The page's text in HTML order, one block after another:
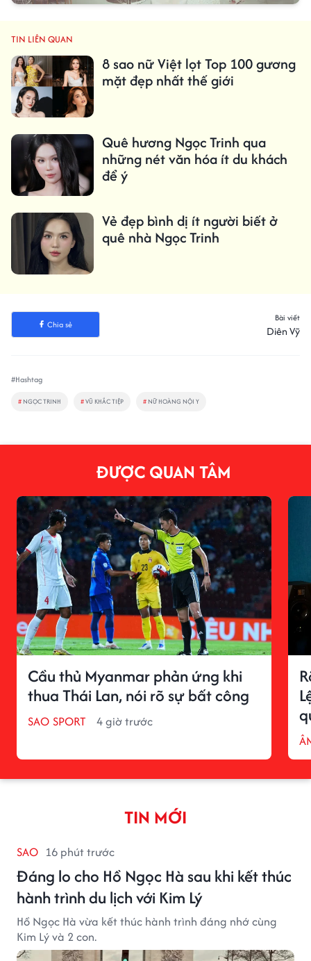
TIN LIÊN QUAN
8 sao nữ Việt lọt Top 100 gương
mặt đẹp nhất thế giới
Quê hương Ngọc Trinh qua
những nét văn hóa ít du khách
để ý
Vẻ đẹp bình dị ít người biết ở
quê nhà Ngọc Trinh
Chia sẻ
Bài viết
Diên Vỹ
#Hashtag
# NGỌC TRINH #VŨ KHẮC TIỆP # NỮ HOÀNG NỘI Y
ĐƯỢC QUAN TÂM
Cầu thủ Myanmar phản ứng khi
thua Thái Lan, nói rõ sự bất công
SAO SPORT 4 giờ trước
TIN MỚI
SAO 16 phút trước
Đáng lo cho Hồ Ngọc Hà sau khi kết thúc
hành trình du lịch với Kim Lý
Hồ Ngọc Hà vừa kết thúc hành trình đáng nhớ cùng
Kim Lý và 2 con.